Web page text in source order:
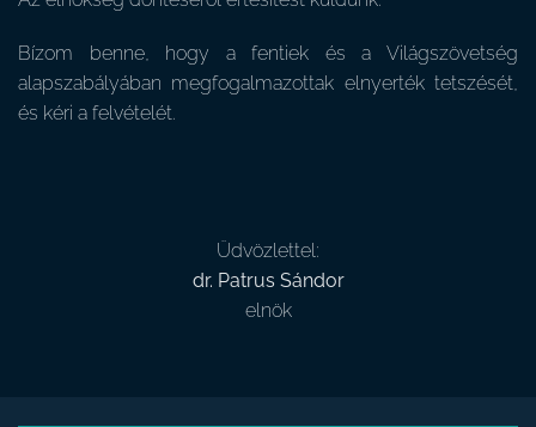
Bízom benne, hogy a fentiek és a Világszövetség
alapszabályában megfogalmazottak elnyerték tetszését,
és kéri a felvételét.
Üdvözlettel:
dr. Patrus Sándor
elnök